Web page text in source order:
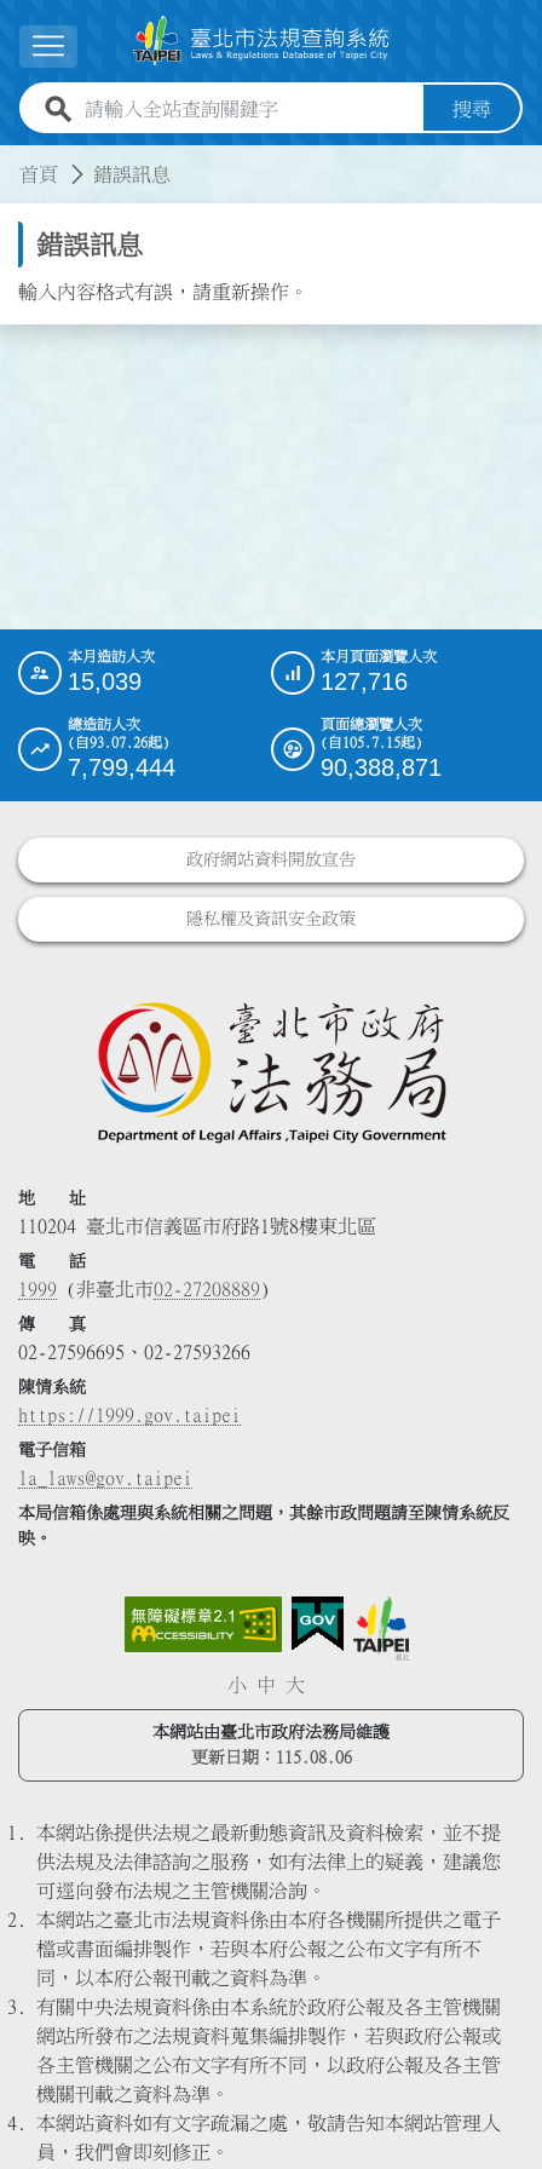
展開選單
全站查詢關鍵字欄位 搜尋
首頁 錯誤訊息
錯誤訊息
輸入內容格式有誤，請重新操作。
::: 本月造訪人次
15,039
本月頁面瀏覽人次
127,716
總造訪人次
(自93.07.26起)
7,799,444
頁面總瀏覽人次
(自105.7.15起)
90,388,871
政府網站資料開放宣告
隱私權及資訊安全政策
地 址
110204 臺北市信義區市府路1號8樓東北區
電 話
1999 (非臺北市02-27208889)
傳 真
02-27596695、02-27593266
陳情系統
https://1999.gov.taipei
電子信箱
la_laws@gov.taipei
本局信箱係處理與系統相關之問題，其餘市政問題請至陳情系統反
映。
小 中 大
本網站由臺北市政府法務局維護
更新日期： 115.08.06
本網站係提供法規之最新動態資訊及資料檢索，並不提
供法規及法律諮詢之服務，如有法律上的疑義，建議您
可逕向發布法規之主管機關洽詢。
本網站之臺北市法規資料係由本府各機關所提供之電子
檔或書面編排製作，若與本府公報之公布文字有所不
同，以本府公報刊載之資料為準。
有關中央法規資料係由本系統於政府公報及各主管機關
網站所發布之法規資料蒐集編排製作，若與政府公報或
各主管機關之公布文字有所不同，以政府公報及各主管
機關刊載之資料為準。
本網站資料如有文字疏漏之處，敬請告知本網站管理人
員，我們會即刻修正。